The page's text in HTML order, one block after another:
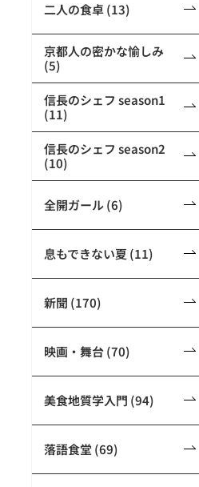
二人の食卓 (13)
京都人の密かな愉しみ
(5)
信長のシェフ season1
(11)
信長のシェフ season2
(10)
全開ガール (6)
息もできない夏 (11)
新聞 (170)
映画・舞台 (70)
美食地質学入門 (94)
落語食堂 (69)